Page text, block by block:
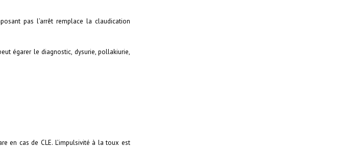
pas l’arrêt remplace la claudication
égarer le diagnostic, dysurie, pollakiurie,
en cas de CLE. L’impulsivité à la toux est